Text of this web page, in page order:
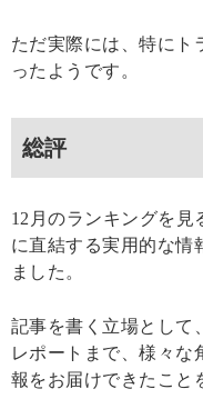
ただ実際には、特にト
ったようです。
総評
12月のランキングを
に直結する実用的な情
ました。
記事を書く立場として
レポートまで、様々な
報をお届けできたこと